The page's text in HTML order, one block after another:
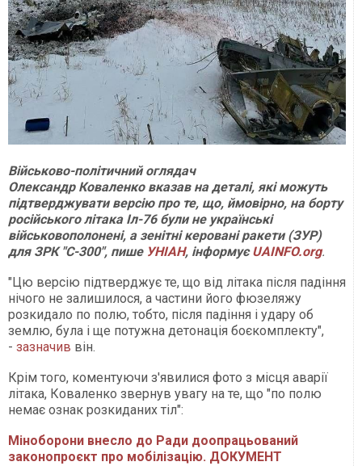
Військово-політичний оглядач
Олександр Коваленко вказав на деталі, які можуть
підтверджувати версію про те, що, ймовірно, на борту
російського літака Іл-76 були не українські
військовополонені, а зенітні керовані ракети (ЗУР)
для ЗРК "С-300", пише УНІАН, інформуєUAINFO.org.
"Цю версію підтверджує те, що від літака після падіння
нічого не залишилося, а частини його фюзеляжу
розкидало по полю, тобто, після падіння і удару об
землю, була і ще потужна детонація боєкомплекту",
- зазначив він.
Крім того, коментуючи з'явилися фото з місця аварії
літака, Коваленко звернув увагу на те, що "по полю
немає ознак розкиданих тіл":
Міноборони внесло до Ради доопрацьований
законопроєкт про мобілізацію. ДОКУМЕНТ